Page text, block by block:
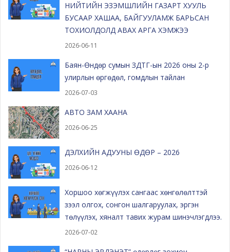
НИЙТИЙН ЭЗЭМШЛИЙН ГАЗАРТ ХУУЛЬ
БУСААР ХАШАА, БАЙГУУЛАМЖ БАРЬСАН
ТОХИОЛДОЛД АВАХ АРГА ХЭМЖЭЭ
2026-06-11
Баян-Өндөр сумын ЗДТГ-ын 2026 оны 2-р
улирлын өргөдөл, гомдлын тайлан
2026-07-03
АВТО ЗАМ ХААНА
2026-06-25
ДЭЛХИЙН АДУУНЫ ӨДӨР – 2026
2026-06-12
Хоршоо хөгжүүлэх сангаас хөнгөлөлттэй
зээл олгох, сонгон шалгаруулах, эргэн
төлүүлэх, хяналт тавих журам шинэчлэгдлээ.
2026-07-02